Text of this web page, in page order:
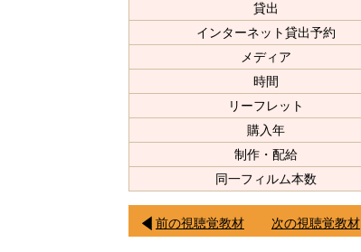
貸出
インターネット貸出予約
メディア
時間
リーフレット
購入年
制作・配給
同一フィルム本数
前の視聴覚教材 次の視聴覚教材